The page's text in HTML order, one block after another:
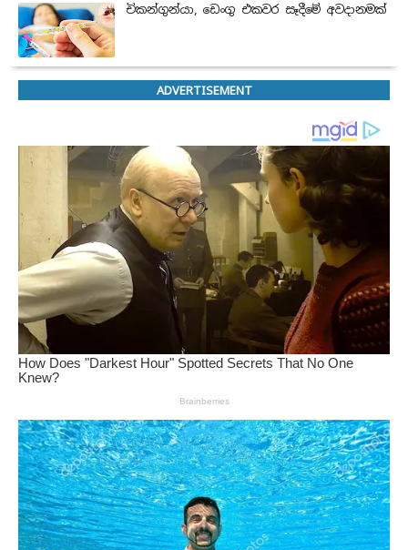
චිකන්ගුන්යා, ඩෙංගු එකවර සෑදීමේ අවදානමක්
ADVERTISEMENT